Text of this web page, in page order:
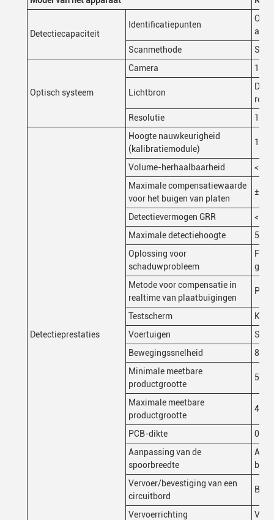
Detectiecapaciteit
Identificatiepunten
Scanmethode
Optisch systeem
Camera
Lichtbron
Resolutie
10
Detectieprestaties
Hoogte nauwkeurigheid
(kalibratiemodule)
1
Volume-herhaalbaarheid
<
Maximale compensatiewaarde
voor het buigen van platen
± 3
Detectievermogen GRR
<
Maximale detectiehoogte
500
Oplossing voor
schaduwprobleem
Metode voor compensatie in
realtime van plaatbuigingen
Testscherm
Voertuigen
Bewegingssnelheid
800
Minimale meetbare
productgrootte
50
Maximale meetbare
productgrootte
400
PCB-dikte
Aanpassing van de
spoorbreedte
Vervoer/bevestiging van een
circuitbord
Vervoerrichting
Van